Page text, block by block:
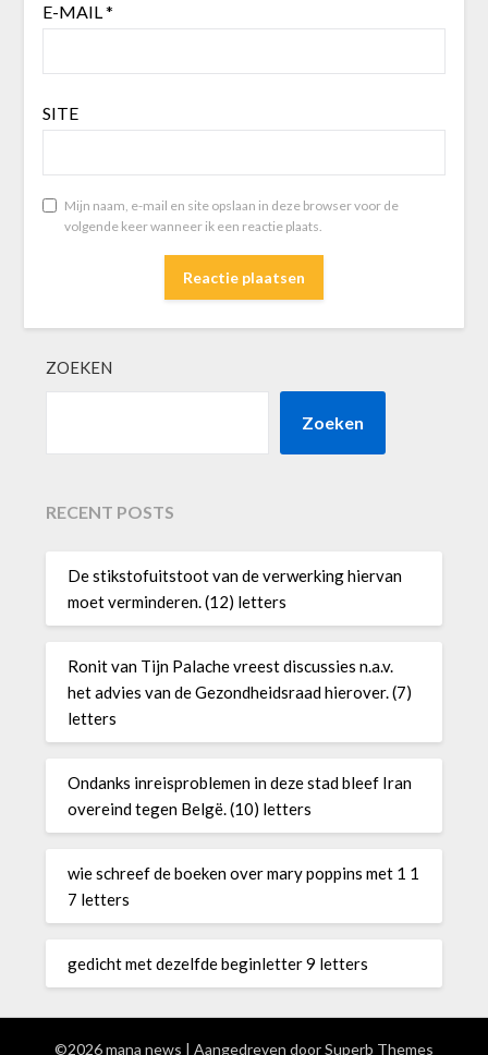
E-MAIL*
SITE
Mijn naam, e-mail en site opslaan in deze browser voor de
volgende keer wanneer ik een reactie plaats.
ZOEKEN
Zoeken
RECENT POSTS
De stikstofuitstoot van de verwerking hiervan
moet verminderen. (12) letters
Ronit van Tijn Palache vreest discussies n.a.v.
het advies van de Gezondheidsraad hierover. (7)
letters
Ondanks inreisproblemen in deze stad bleef Iran
overeind tegen Belgë. (10) letters
wie schreef de boeken over mary poppins met 1 1
7 letters
gedicht met dezelfde beginletter 9 letters
©2026 mana news | Aangedreven doorSuperb Themes